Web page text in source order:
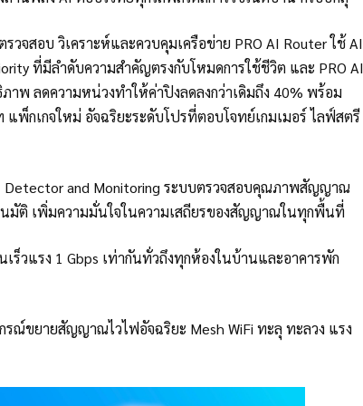
วจสอบ วิเคราะห์และควบคุมเครือข่าย PRO AI Router ใช้ AI
ที่มีลำดับความสำคัญตรงกับโหมดการใช้ชีวิต และ PRO AI
าพ ลดความหน่วงทำให้ค่าปิงลดลงกว่าเดิมถึง 40% พร้อม
พ็กเกจใหม่ อัจฉริยะระดับโปรที่ตอบโจทย์เกมเมอร์ ไลฟ์สตรี
Detector and Monitoring ระบบตรวจสอบคุณภาพสัญญาณ
นมัติ เพิ่มความมั่นใจในความเสถียรของสัญญาณในทุกพื้นที่
ร็วแรง 1 Gbps เท่ากันทั่วถึงทุกห้องในบ้านและอาคารพัก
รณ์ขยายสัญญาณไวไฟอัจฉริยะ Mesh WiFi ทะลุ ทะลวง แรง